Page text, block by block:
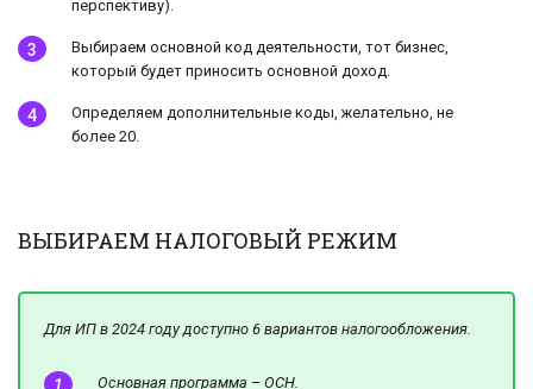
перспективу).
Выбираем основной код деятельности, тот бизнес,
который будет приносить основной доход.
Определяем дополнительные коды, желательно, не
более 20.
ВЫБИРАЕМ НАЛОГОВЫЙ РЕЖИМ
Для ИП в 2024 году доступно 6 вариантов налогообложения.
Основная программа – ОСН.